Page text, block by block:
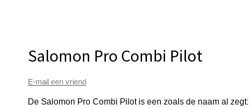
Salomon Pro Combi Pilot
E-mail een vriend
De Salomon Pro Combi Pilot is een zoals de naam al